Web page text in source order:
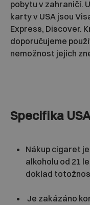
pobytu v zahraničí.
karty v USA jsou
Express, Discover.
doporučujeme
nemožnost jejich
Specifika
Nákup cigaret
alkoholu od 21
doklad
Je zakázáno